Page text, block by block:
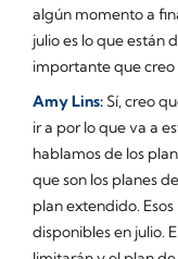
algún momento a
julio es lo que están
importante que
Amy Lins:Sí, creo
ir a por lo que va a
hablamos de los
que son los planes
plan extendido.
disponibles en julio.